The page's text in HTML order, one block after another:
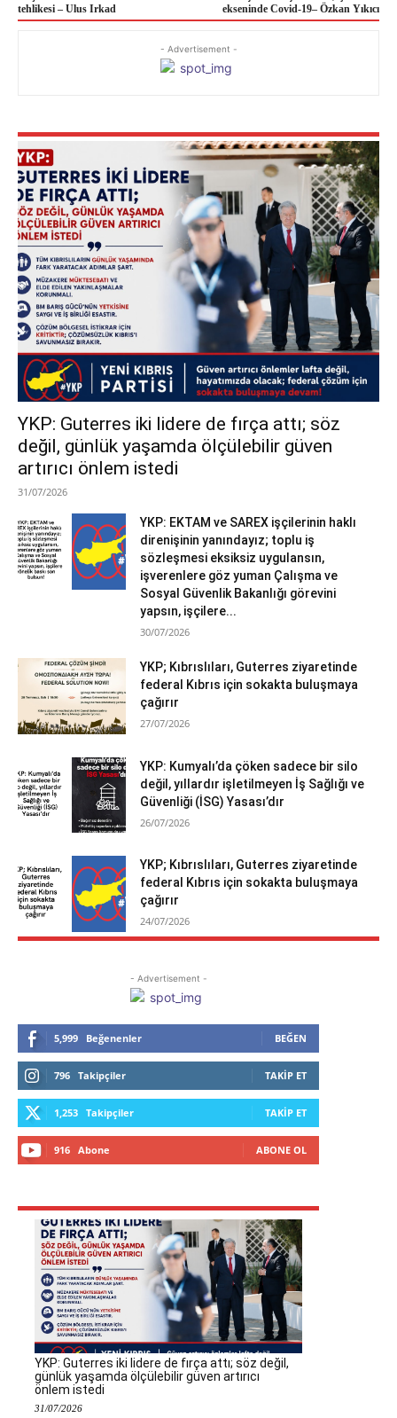
tehlikesi – Ulus Irkad
ekseninde Covid-19– Özkan Yıkıcı
- Advertisement -
YKP: Guterres iki lidere de fırça attı; söz
değil, günlük yaşamda ölçülebilir güven
artırıcı önlem istedi
31/07/2026
YKP: EKTAM ve SAREX işçilerinin haklı
direnişinin yanındayız; toplu iş
sözleşmesi eksiksiz uygulansın,
işverenlere göz yuman Çalışma ve
Sosyal Güvenlik Bakanlığı görevini
yapsın, işçilere...
30/07/2026
YKP; Kıbrıslıları, Guterres ziyaretinde
federal Kıbrıs için sokakta buluşmaya
çağırır
27/07/2026
YKP: Kumyalı’da çöken sadece bir silo
değil, yıllardır işletilmeyen İş Sağlığı ve
Güvenliği (İSG) Yasası’dır
26/07/2026
YKP; Kıbrıslıları, Guterres ziyaretinde
federal Kıbrıs için sokakta buluşmaya
çağırır
24/07/2026
- Advertisement -
5,999 Beğenenler BEĞEN
796 Takipçiler TAKIP ET
1,253 Takipçiler TAKIP ET
916 Abone ABONE OL
YKP: Guterres iki lidere de fırça attı; söz değil,
günlük yaşamda ölçülebilir güven artırıcı
önlem istedi
31/07/2026